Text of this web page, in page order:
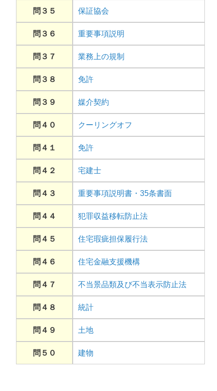
問３５ 保証協会
問３６ 重要事項説明
問３７ 業務上の規制
問３８ 免許
問３９ 媒介契約
問４０ クーリングオフ
問４１ 免許
問４２ 宅建士
問４３ 重要事項説明書・35条書面
問４４ 犯罪収益移転防止法
問４５ 住宅瑕疵担保履行法
問４６ 住宅金融支援機構
問４７ 不当景品類及び不当表示防止法
問４８ 統計
問４９ 土地
問５０ 建物